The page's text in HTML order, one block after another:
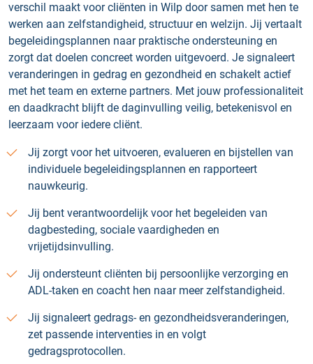
verschil maakt voor cliënten in Wilp door samen met hen te
werken aan zelfstandigheid, structuur en welzijn. Jij vertaalt
begeleidingsplannen naar praktische ondersteuning en
zorgt dat doelen concreet worden uitgevoerd. Je signaleert
veranderingen in gedrag en gezondheid en schakelt actief
met het team en externe partners. Met jouw professionaliteit
en daadkracht blijft de daginvulling veilig, betekenisvol en
leerzaam voor iedere cliënt.
Jij zorgt voor het uitvoeren, evalueren en bijstellen van
individuele begeleidingsplannen en rapporteert
nauwkeurig.
Jij bent verantwoordelijk voor het begeleiden van
dagbesteding, sociale vaardigheden en
vrijetijdsinvulling.
Jij ondersteunt cliënten bij persoonlijke verzorging en
ADL-taken en coacht hen naar meer zelfstandigheid.
Jij signaleert gedrags- en gezondheidsveranderingen,
zet passende interventies in en volgt
gedragsprotocollen.